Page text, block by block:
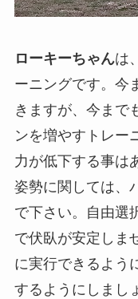
ローキーちゃんは
ーニングです。今
きますが、今まで
ンを増やすトレー
力が低下する事は
姿勢に関しては、
で下さい。自由選
で伏臥が安定しま
に実行できるよう
するようにしまし